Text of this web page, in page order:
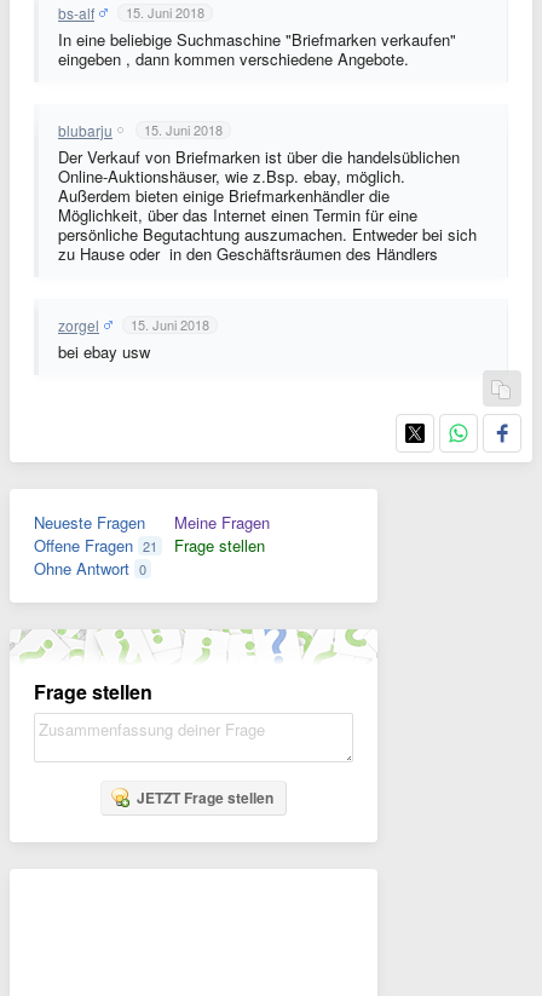
bs-alf 15. Juni 2018
In eine beliebige Suchmaschine "Briefmarken verkaufen"
eingeben , dann kommen verschiedene Angebote.
blubarju 15. Juni 2018
Der Verkauf von Briefmarken ist über die handelsüblichen
Online-Auktionshäuser, wie z.Bsp. ebay, möglich.
Außerdem bieten einige Briefmarkenhändler die
Möglichkeit, über das Internet einen Termin für eine
persönliche Begutachtung auszumachen. Entweder bei sich
zu Hause oder in den Geschäftsräumen des Händlers
zorgel 15. Juni 2018
bei ebay usw
Neueste Fragen
Offene Fragen 21
Ohne Antwort 0
Meine Fragen
Frage stellen
Frage stellen
JETZT Frage stellen